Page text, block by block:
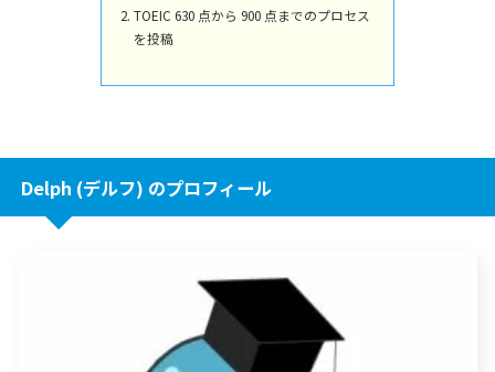
TOEIC 630 点から 900 点までのプロセス
を投稿
Delph (デルフ) のプロフィール